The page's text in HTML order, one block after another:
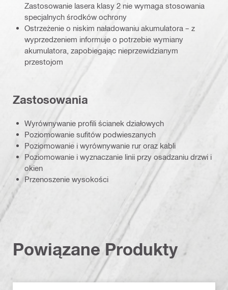
Zastosowanie lasera klasy 2 nie wymaga stosowania
specjalnych środków ochrony
Ostrzeżenie o niskim naładowaniu akumulatora – z
wyprzedzeniem informuje o potrzebie wymiany
akumulatora, zapobiegając nieprzewidzianym
przestojom
Zastosowania
Wyrównywanie profili ścianek działowych
Poziomowanie sufitów podwieszanych
Poziomowanie i wyrównywanie rur oraz kabli
Poziomowanie i wyznaczanie linii przy osadzaniu drzwi i
okien
Przenoszenie wysokości
Powiązane Produkty